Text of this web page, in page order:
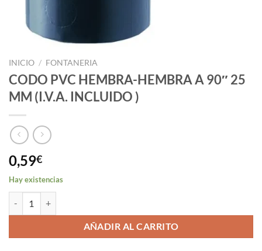
INICIO / FONTANERIA
CODO PVC HEMBRA-HEMBRA A 90″ 25
MM (I.V.A. INCLUIDO )
0,59€
Hay existencias
AÑADIR AL CARRITO